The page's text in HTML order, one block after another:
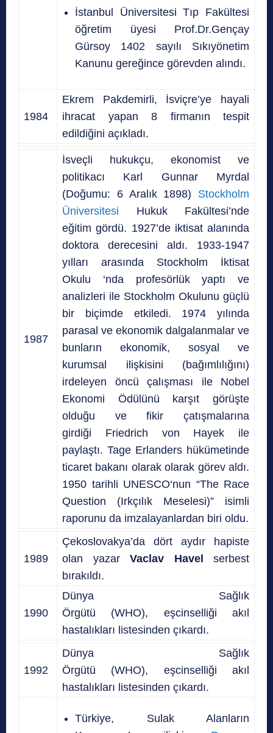
İstanbul Üniversitesi Tıp Fakültesi
öğretim üyesi Prof.Dr.Gençay
Gürsoy 1402 sayılı Sıkıyönetim
Kanunu gereğince görevden alındı.
1984
Ekrem Pakdemirli, İsviçre’ye hayali
ihracat yapan 8 firmanın tespit
edildiğini açıkladı.
1987
İsveçli hukukçu, ekonomist ve
politikacı Karl Gunnar Myrdal
(Doğumu: 6 Aralık 1898) Stockholm
Üniversitesi Hukuk Fakültesi’nde
eğitim gördü. 1927’de iktisat alanında
doktora derecesini aldı. 1933-1947
yılları arasında Stockholm
İktisat
Okulu ‘nda profesörlük yaptı ve
analizleri ile Stockholm Okulunu güçlü
bir biçimde etkiledi. 1974 yılında
parasal ve ekonomik dalgalanmalar ve
bunların ekonomik, sosyal ve
kurumsal ilişkisini (bağımlılığını)
irdeleyen öncü çalışması ile Nobel
Ekonomi Ödülünü karşıt görüşte
olduğu ve fikir çatışmalarına
girdiği Friedrich von Hayek ile
paylaştı. Tage Erlanders hükümetinde
ticaret bakanı olarak olarak görev aldı.
1950 tarihli UNESCO‘nun “The Race
Question (Irkçılık Meselesi)” isimli
raporunu da imzalayanlardan biri oldu.
1989
Çekoslovakya’da dört aydır hapiste
olan yazarVaclav Havel serbest
bırakıldı.
1990
Dünya Sağlık
Örgütü (WHO), eşcinselliği akıl
hastalıkları listesinden çıkardı.
1992
Dünya Sağlık
Örgütü (WHO), eşcinselliği akıl
hastalıkları listesinden çıkardı.
Türkiye, Sulak Alanların